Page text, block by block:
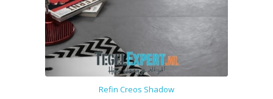
Refin Creos Shadow